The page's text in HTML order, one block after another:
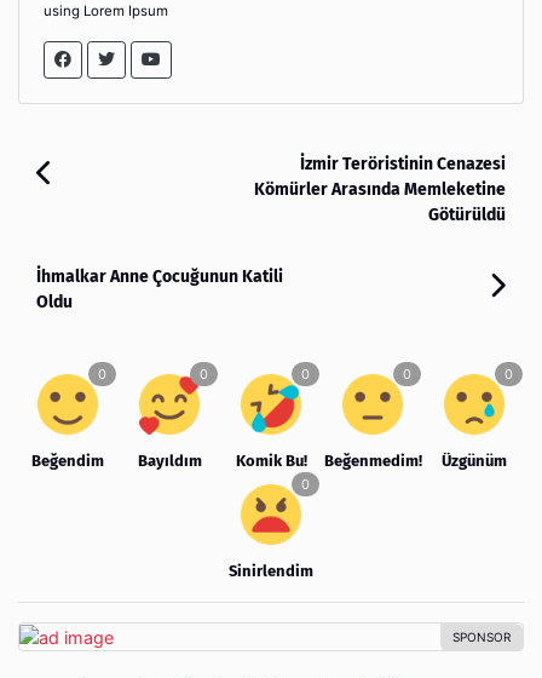
using Lorem Ipsum
İzmir Teröristinin Cenazesi
Kömürler Arasında Memleketine
Götürüldü
İhmalkar Anne Çocuğunun Katili
Oldu
Beğendim Bayıldım Komik Bu! Beğenmedim! Üzgünüm
Sinirlendim